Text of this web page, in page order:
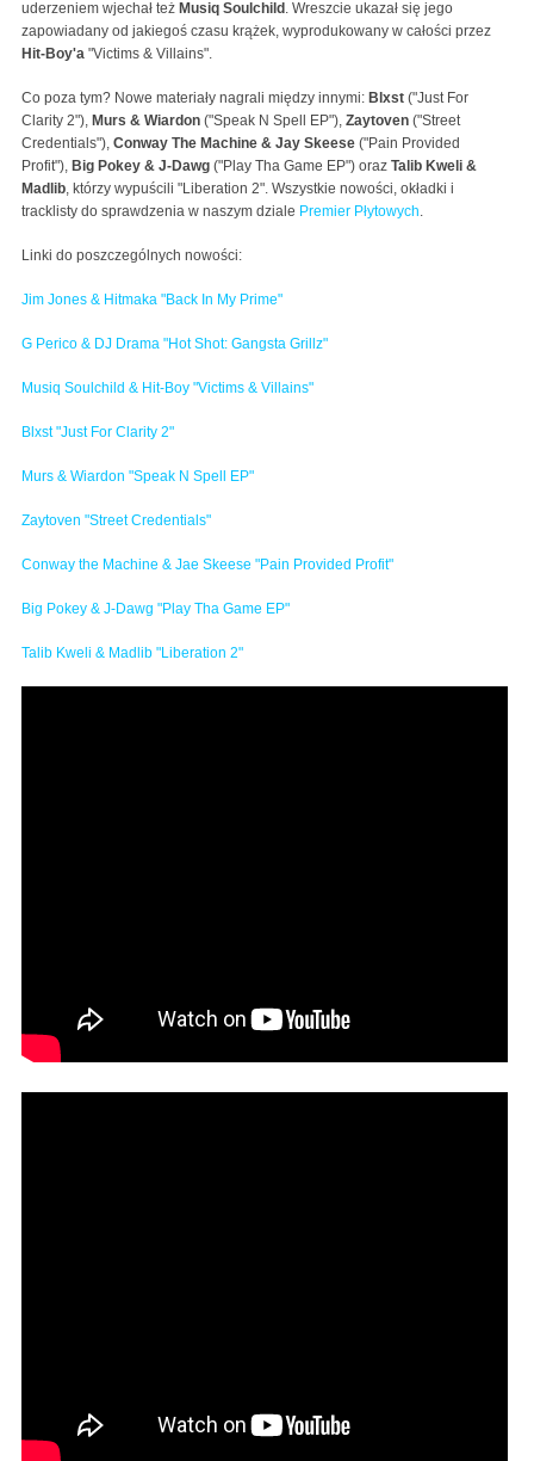
uderzeniem wjechał też Musiq Soulchild . Wreszcie ukazał się jego
zapowiadany od jakiegoś czasu krążek, wyprodukowany w całości przez
Hit-Boy'a "Victims & Villains".
Co poza tym? Nowe materiały nagrali między innymi: Blxst ("Just For
Clarity 2"), Murs & Wiardon ("Speak N Spell EP"), Zaytoven ("Street
Credentials"), Conway The Machine & Jay Skeese ("Pain Provided
Profit"), Big Pokey & J-Dawg ("Play Tha Game EP") oraz Talib Kweli &
Madlib, którzy wypuścili "Liberation 2". Wszystkie nowości, okładki i
tracklisty do sprawdzenia w naszym dziale Premier Płytowych.
Linki do poszczególnych nowości:
Jim Jones & Hitmaka "Back In My Prime"
G Perico & DJ Drama "Hot Shot: Gangsta Grillz"
Musiq Soulchild & Hit-Boy "Victims & Villains"
Blxst "Just For Clarity 2"
Murs & Wiardon "Speak N Spell EP"
Zaytoven "Street Credentials"
Conway the Machine & Jae Skeese "Pain Provided Profit"
Big Pokey & J-Dawg "Play Tha Game EP"
Talib Kweli & Madlib "Liberation 2"